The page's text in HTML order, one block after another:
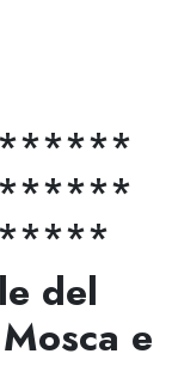
del
e